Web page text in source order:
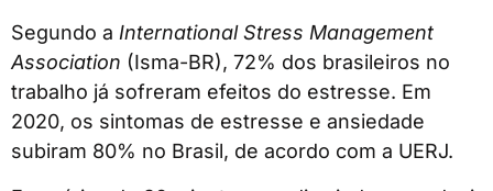
Segundo a International Stress Management
Association (Isma-BR), 72% dos brasileiros no
trabalho já sofreram efeitos do estresse. Em
2020, os sintomas de estresse e ansiedade
subiram 80% no Brasil, de acordo com a UERJ.